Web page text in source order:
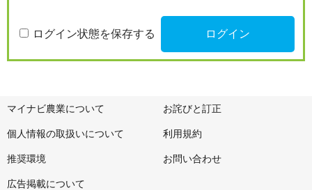
ログイン状態を保存する
マイナビ農業について お詫びと訂正
個人情報の取扱いについて 利用規約
推奨環境 お問い合わせ
広告掲載について